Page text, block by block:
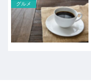
グルメ